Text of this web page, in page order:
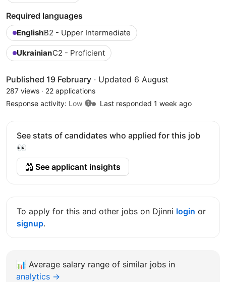
Required languages
EnglishB2 - Upper Intermediate
UkrainianC2 - Proficient
Published 19 February · Updated 6 August
287 views · 22 applications
Response activity: Low Last responded 1 week ago
See stats of candidates who applied for this job
👀
See applicant insights
To apply for this and other jobs on Djinni login or
signup.
📊 Average salary range of similar jobs in
analytics →